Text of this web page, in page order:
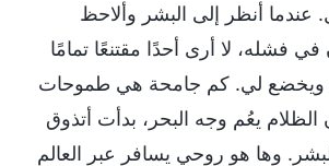
عندما أنظر إلى البشر وألاحظ
في فشله، لا أرى أحدًا مقتنعًا تمامًا
ويخضع لي. كم جامحة هي طموحات
الظلام يعُم وجه البحر، بدأت أتذوق
وها هو روحي يسافر عبر العالم